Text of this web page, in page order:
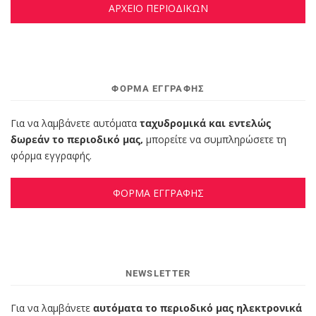
ΑΡΧΕΙΟ ΠΕΡΙΟΔΙΚΩΝ
ΦΌΡΜΑ ΕΓΓΡΑΦΉΣ
Για να λαμβάνετε αυτόματα ταχυδρομικά και εντελώς
δωρεάν το περιοδικό μας, μπορείτε να συμπληρώσετε τη
φόρμα εγγραφής.
ΦΟΡΜΑ ΕΓΓΡΑΦΗΣ
NEWSLETTER
Για να λαμβάνετε αυτόματα το περιοδικό μας ηλεκτρονικά